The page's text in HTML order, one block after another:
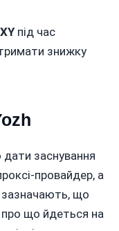
під час
знижку
заснування
провайдер, а
зазначають, що
про що йдеться на